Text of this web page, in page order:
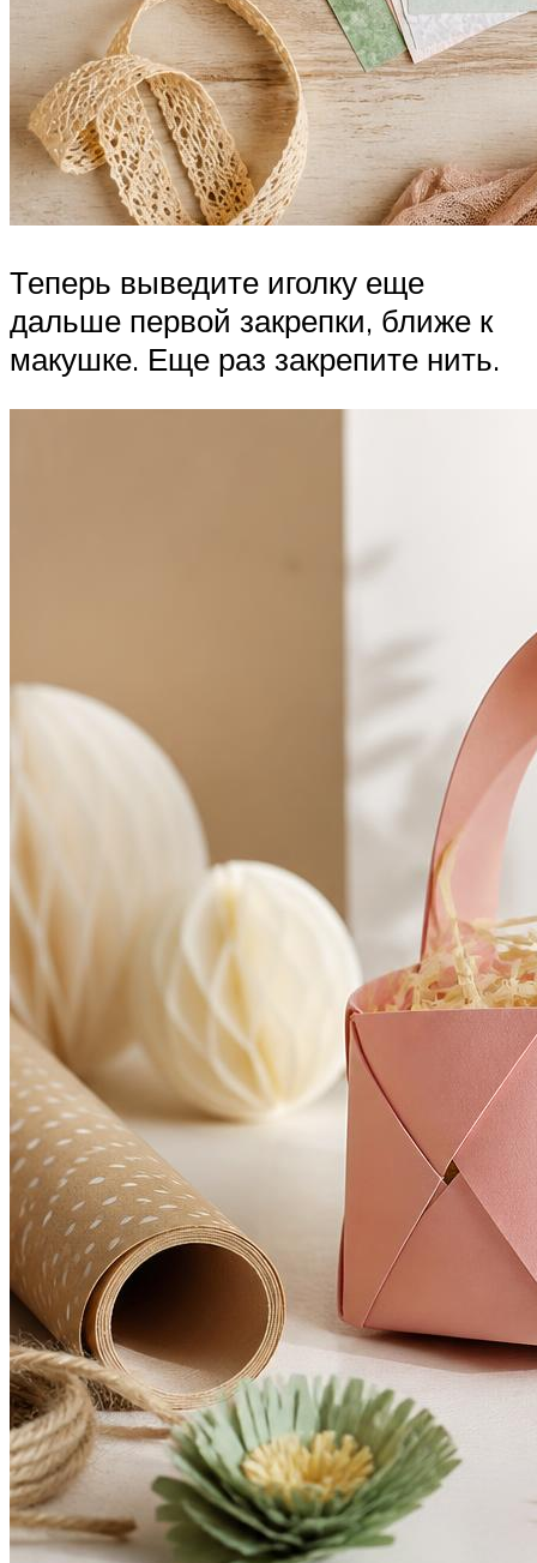
Теперь выведите иголку еще
дальше первой закрепки, ближе к
макушке. Еще раз закрепите нить.